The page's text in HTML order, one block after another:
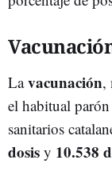
Lavacunación,
el habitual
sanitarios
dosis y 10.538